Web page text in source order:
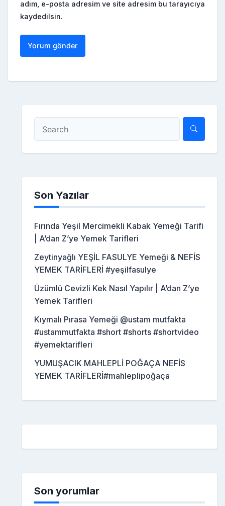
adım, e-posta adresim ve site adresim bu tarayıcıya
kaydedilsin.
Son Yazılar
Fırında Yeşil Mercimekli Kabak Yemeği Tarifi
| A’dan Z’ye Yemek Tarifleri
Zeytinyağlı YEŞİL FASULYE Yemeği & NEFİS
YEMEK TARİFLERİ #yeşilfasulye
Üzümlü Cevizli Kek Nasıl Yapılır | A’dan Z’ye
Yemek Tarifleri
Kıymalı Pırasa Yemeği @ustam mutfakta
#ustammutfakta #short #shorts #shortvideo
#yemektarifleri
YUMUŞACIK MAHLEPLİ POĞAÇA NEFİS
YEMEK TARİFLERİ#mahleplipoğaça
Son yorumlar